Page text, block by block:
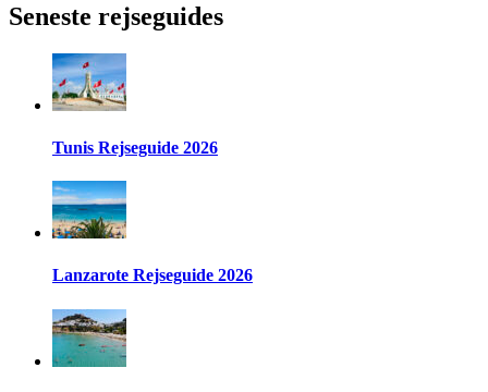
Seneste rejseguides
Tunis Rejseguide 2026
Lanzarote Rejseguide 2026